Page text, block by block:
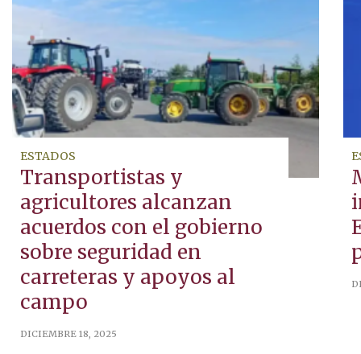
ESTADOS
Transportistas y
agricultores alcanzan
acuerdos con el gobierno
sobre seguridad en
carreteras y apoyos al
campo
DICIEMBRE 18, 2025